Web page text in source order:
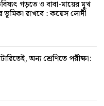
গড়তে ও বাবা-মায়ের মুখ
ভূমিকা রাখবে : কয়েস লোদী
অন্য শ্রেণিতে পরীক্ষা: